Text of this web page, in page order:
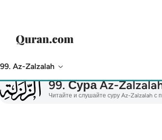
99. Az-Zalzalah
99.Сура Az-
Читайте и слушайте суру Az-Zalzalah